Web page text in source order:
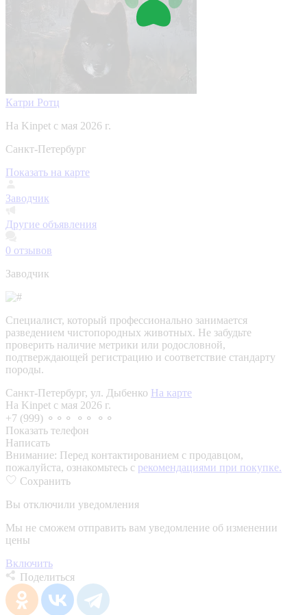
Катри Ротц
На Kinpet c мая 2026 г.
Санкт-Петербург
Показать на карте
Заводчик
Другие объявления
0 отзывов
Заводчик
Специалист, который профессионально занимается
разведением чистопородных животных. Не забудьте
проверить наличие метрики или родословной,
подтверждающей регистрацию и соответствие стандарту
породы.
Санкт-Петербург, ул. Дыбенко На карте
На Kinpet c мая 2026 г.
+7 (999) ⚬⚬⚬ ⚬⚬ ⚬⚬
Показать телефон
Написать
Внимание: Перед контактированием с продавцом,
пожалуйста, ознакомьтесь с рекомендациями при покупке.
Сохранить
Вы отключили уведомления
Мы не сможем отправить вам уведомление об изменении
цены
Включить
Поделиться